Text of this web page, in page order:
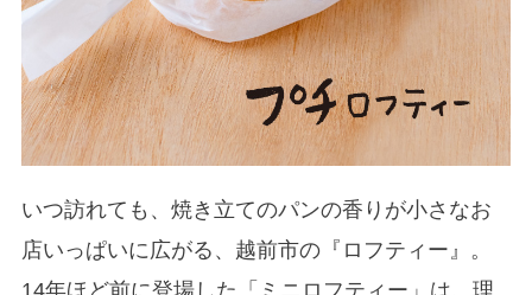
いつ訪れても、焼き立てのパンの香りが小さなお
店いっぱいに広がる、越前市の『ロフティー』。